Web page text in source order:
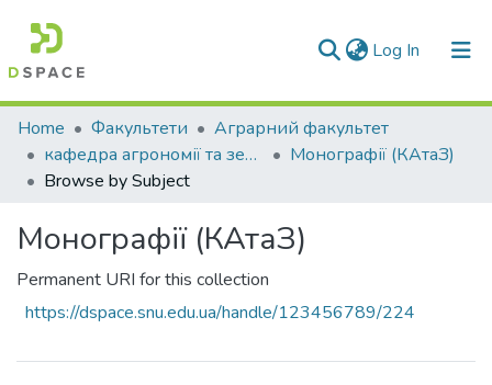
Log In (current)
Communities & Collections
All of DSpace
Home Факультети
Аграрний факультет
кафедра агрономії та землеустрою
Монографії (КАтаЗ)
Browse by Subject
Монографії (КАтаЗ)
Permanent URI for this collection
https://dspace.snu.edu.ua/handle/123456789/224